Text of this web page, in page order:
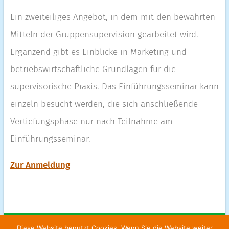
Ein zweiteiliges Angebot, in dem mit den bewährten
Mitteln der Gruppensupervision gearbeitet wird.
Ergänzend gibt es Einblicke in Marketing und
betriebswirtschaftliche Grundlagen für die
supervisorische Praxis. Das Einführungsseminar kann
einzeln besucht werden, die sich anschließende
Vertiefungsphase nur nach Teilnahme am
Einführungsseminar.
Zur Anmeldung